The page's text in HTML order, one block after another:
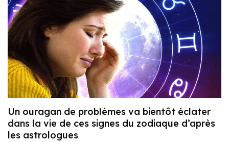
Un ouragan de problèmes va bientôt éclater
dans la vie de ces signes du zodiaque d’après
les astrologues